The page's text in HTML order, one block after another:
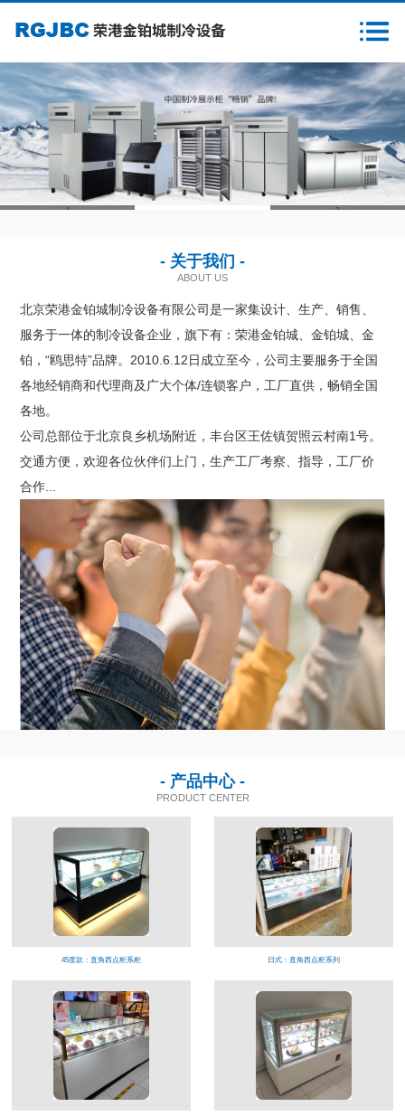
1 3
- 关于我们 -
ABOUT US
北京荣港金铂城制冷设备有限公司是一家集设计、生产、销售、
服务于一体的制冷设备企业，旗下有：荣港金铂城、金铂城、金
铂，“鸥思特”品牌。2010.6.12日成立至今，公司主要服务于全国
各地经销商和代理商及广大个体/连锁客户，工厂直供，畅销全国
各地。
公司总部位于北京良乡机场附近，丰台区王佐镇贺照云村南1号。
交通方便，欢迎各位伙伴们上门，生产工厂考察、指导，工厂价
合作...
- 产品中心 -
PRODUCT CENTER
45度款：直角西点柜系柜 日式：直角西点柜系列
关于我们
新闻资讯
产品中心
样本下载
营销网络